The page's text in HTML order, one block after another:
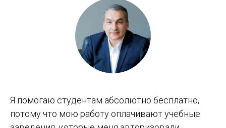
Я помогаю студентам абсолютно бесплатно,
потому что мою работу оплачивают учебные